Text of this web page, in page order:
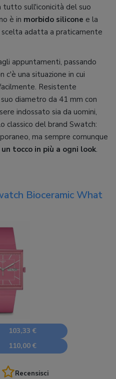
sull'iconicità del suo
è in morbido silicone e la
scelta adatta a praticamente
appuntamenti, passando
c'è una situazione in cui
Resistente
diametro da 41 mm con
indossato sia da uomini,
classico del brand Swatch:
ma sempre comunque
un tocco in più a ogni look.
Bioceramic What
103,33 €
110,00 €
Recensisci